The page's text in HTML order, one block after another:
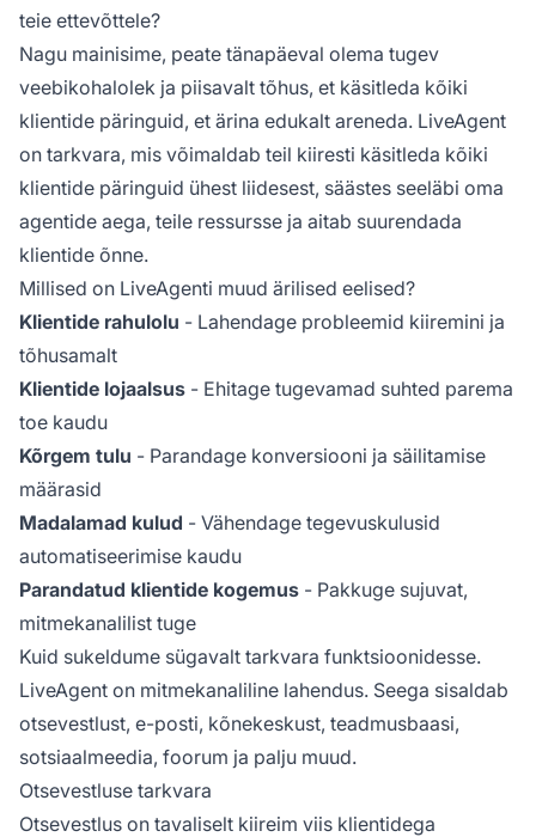
teie ettevõttele?
Nagu mainisime, peate tänapäeval olema tugev
veebikohalolek ja piisavalt tõhus, et käsitleda kõiki
klientide päringuid, et ärina edukalt areneda. LiveAgent
on tarkvara, mis võimaldab teil kiiresti käsitleda kõiki
klientide päringuid ühest liidesest, säästes seeläbi oma
agentide aega, teile ressursse ja aitab suurendada
klientide õnne.
Millised on LiveAgenti muud ärilised eelised?
Klientide rahulolu - Lahendage probleemid kiiremini ja
tõhusamalt
Klientide lojaalsus - Ehitage tugevamad suhted parema
toe kaudu
Kõrgem tulu - Parandage konversiooni ja säilitamise
määrasid
Madalamad kulud - Vähendage tegevuskulusid
automatiseerimise kaudu
Parandatud klientide kogemus - Pakkuge sujuvat,
mitmekanalilist tuge
Kuid sukeldume sügavalt tarkvara funktsioonidesse.
LiveAgent on mitmekanaliline lahendus. Seega sisaldab
otsevestlust, e-posti, kõnekeskust, teadmusbaasi,
sotsiaalmeedia, foorum ja palju muud.
Otsevestluse tarkvara
Otsevestlus on tavaliselt kiireim viis klientidega